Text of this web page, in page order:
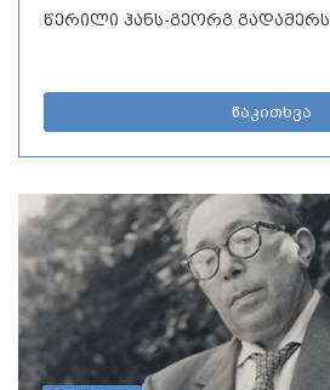
წერილი ჰანს-გეორგ გადამერს
წაკითხვა